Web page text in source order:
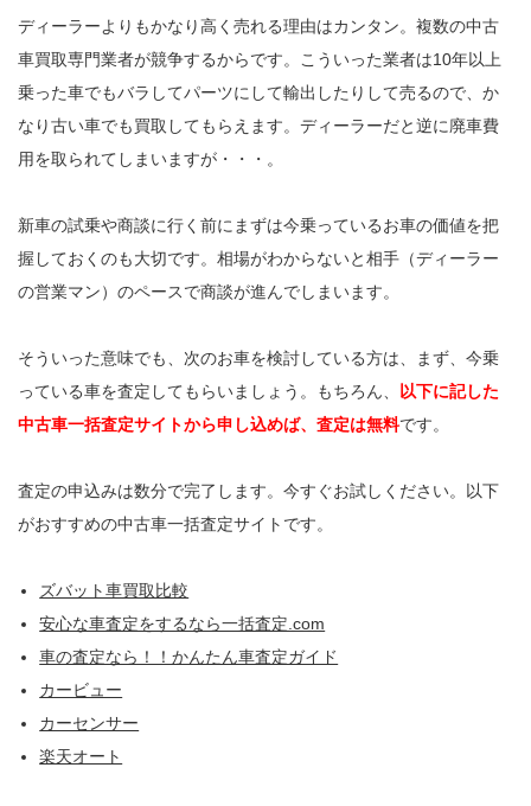
ディーラーよりもかなり高く売れる理由はカンタン。複数の中古
車買取専門業者が競争するからです。こういった業者は10年以上
乗った車でもバラしてパーツにして輸出したりして売るので、か
なり古い車でも買取してもらえます。ディーラーだと逆に廃車費
用を取られてしまいますが・・・。
新車の試乗や商談に行く前にまずは今乗っているお車の価値を把
握しておくのも大切です。相場がわからないと相手（ディーラー
の営業マン）のペースで商談が進んでしまいます。
そういった意味でも、次のお車を検討している方は、まず、今乗
っている車を査定してもらいましょう。もちろん、
以下に記した
中古車一括査定サイトから申し込めば、査定は無料です。
査定の申込みは数分で完了します。今すぐお試しください。以下
がおすすめの中古車一括査定サイトです。
ズバット車買取比較
安心な車査定をするなら一括査定.com
車の査定なら！！かんたん車査定ガイド
カービュー
カーセンサー
楽天オート